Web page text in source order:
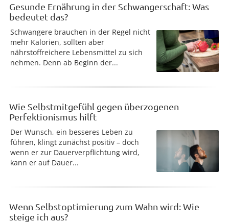
Gesunde Ernährung in der Schwangerschaft: Was
bedeutet das?
Schwangere brauchen in der Regel nicht
mehr Kalorien, sollten aber
nährstoffreichere Lebensmittel zu sich
nehmen. Denn ab Beginn der...
Wie Selbstmitgefühl gegen überzogenen
Perfektionismus hilft
Der Wunsch, ein besseres Leben zu
führen, klingt zunächst positiv – doch
wenn er zur Dauerverpflichtung wird,
kann er auf Dauer...
Wenn Selbstoptimierung zum Wahn wird: Wie
steige ich aus?